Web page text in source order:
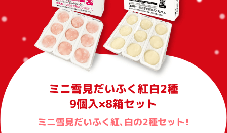
ミニ雪見だいふく紅白2種
9個入×8箱セット
ミニ雪見だいふく紅、白の2種セット！